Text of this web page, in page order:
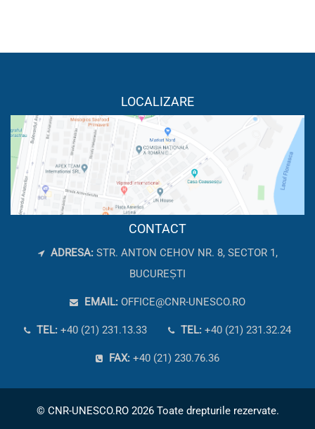
LOCALIZARE
CONTACT
ADRESA: STR. ANTON CEHOV NR. 8, SECTOR 1,
BUCUREȘTI
EMAIL: OFFICE@CNR-UNESCO.RO
TEL: +40 (21) 231.13.33 TEL: +40 (21) 231.32.24
FAX: +40 (21) 230.76.36
© CNR-UNESCO.RO 2026 Toate drepturile rezervate.